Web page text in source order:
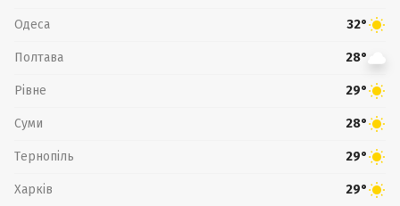
Одеса 32°
Полтава 28°
Рівне 29°
Суми 28°
Тернопіль 29°
Харків 29°